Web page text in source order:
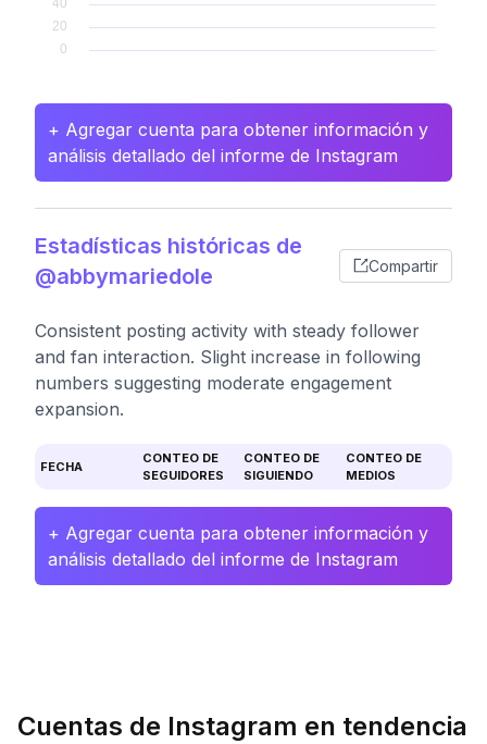
+ Agregar cuenta para obtener información y
análisis detallado del informe de Instagram
Estadísticas históricas de
@abbymariedole
Compartir
Consistent posting activity with steady follower
and fan interaction. Slight increase in following
numbers suggesting moderate engagement
expansion.
FECHA
CONTEO DE
SEGUIDORES
CONTEO DE
SIGUIENDO
CONTEO DE
MEDIOS
+ Agregar cuenta para obtener información y
análisis detallado del informe de Instagram
Cuentas de Instagram en tendencia